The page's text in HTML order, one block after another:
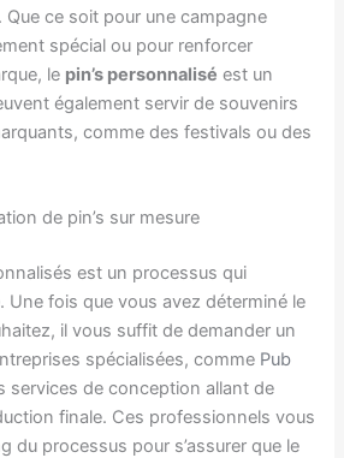
ce soit pour une campagne
spécial ou pour renforcer
le pin’s personnalisé est un
également servir de souvenirs
comme des festivals ou des
de pin’s sur mesure
est un processus qui
Une fois que vous avez déterminé le
il vous suffit de demander un
spécialisées, comme Pub
services de conception allant de
finale. Ces professionnels vous
du processus pour s’assurer que le